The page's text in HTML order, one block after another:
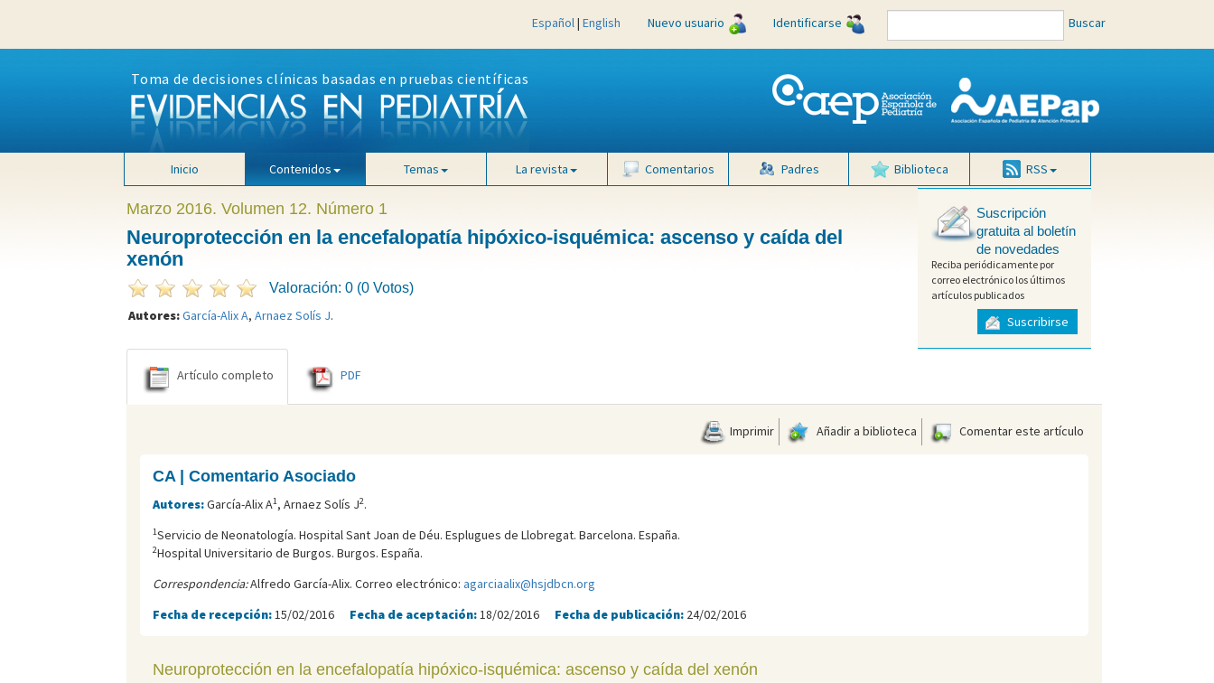
Español| English Nuevo usuario Identificarse Buscar
Toma de decisiones clínicas basadas en pruebas científicas
Inicio Contenidos Temas La revista Comentarios Padres Biblioteca RSS
Marzo 2016. Volumen 12. Número 1
Neuroprotección en la encefalopatía hipóxico-isquémica: ascenso y caída del
xenón
Valoración: 0 (0 Votos)
Autores:García-Alix A, Arnaez Solís J.
Suscripción
gratuita al boletín
de novedades
Reciba periódicamente por
correo electrónico los últimos
artículos publicados
Suscribirse
Artículo completo PDF
Imprimir Añadir a biblioteca Comentar este artículo
CA | Comentario Asociado
Autores:García-Alix A1, Arnaez Solís J2.
1Servicio de Neonatología. Hospital Sant Joan de Déu. Esplugues de Llobregat. Barcelona. España.
2Hospital Universitario de Burgos. Burgos. España.
Correspondencia:Alfredo García-Alix. Correo electrónico: agarciaalix@hsjdbcn.org
Fecha de recepción:15/02/2016 Fecha de aceptación:18/02/2016 Fecha de publicación: 24/02/2016
Neuroprotección en la encefalopatía hipóxico-isquémica: ascenso y caída del xenón